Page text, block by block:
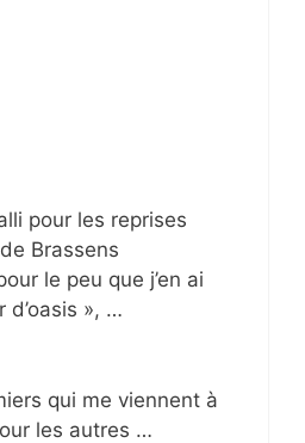
pour les reprises
Brassens
le peu que j’en ai
d’oasis », …
qui me viennent à
les autres …